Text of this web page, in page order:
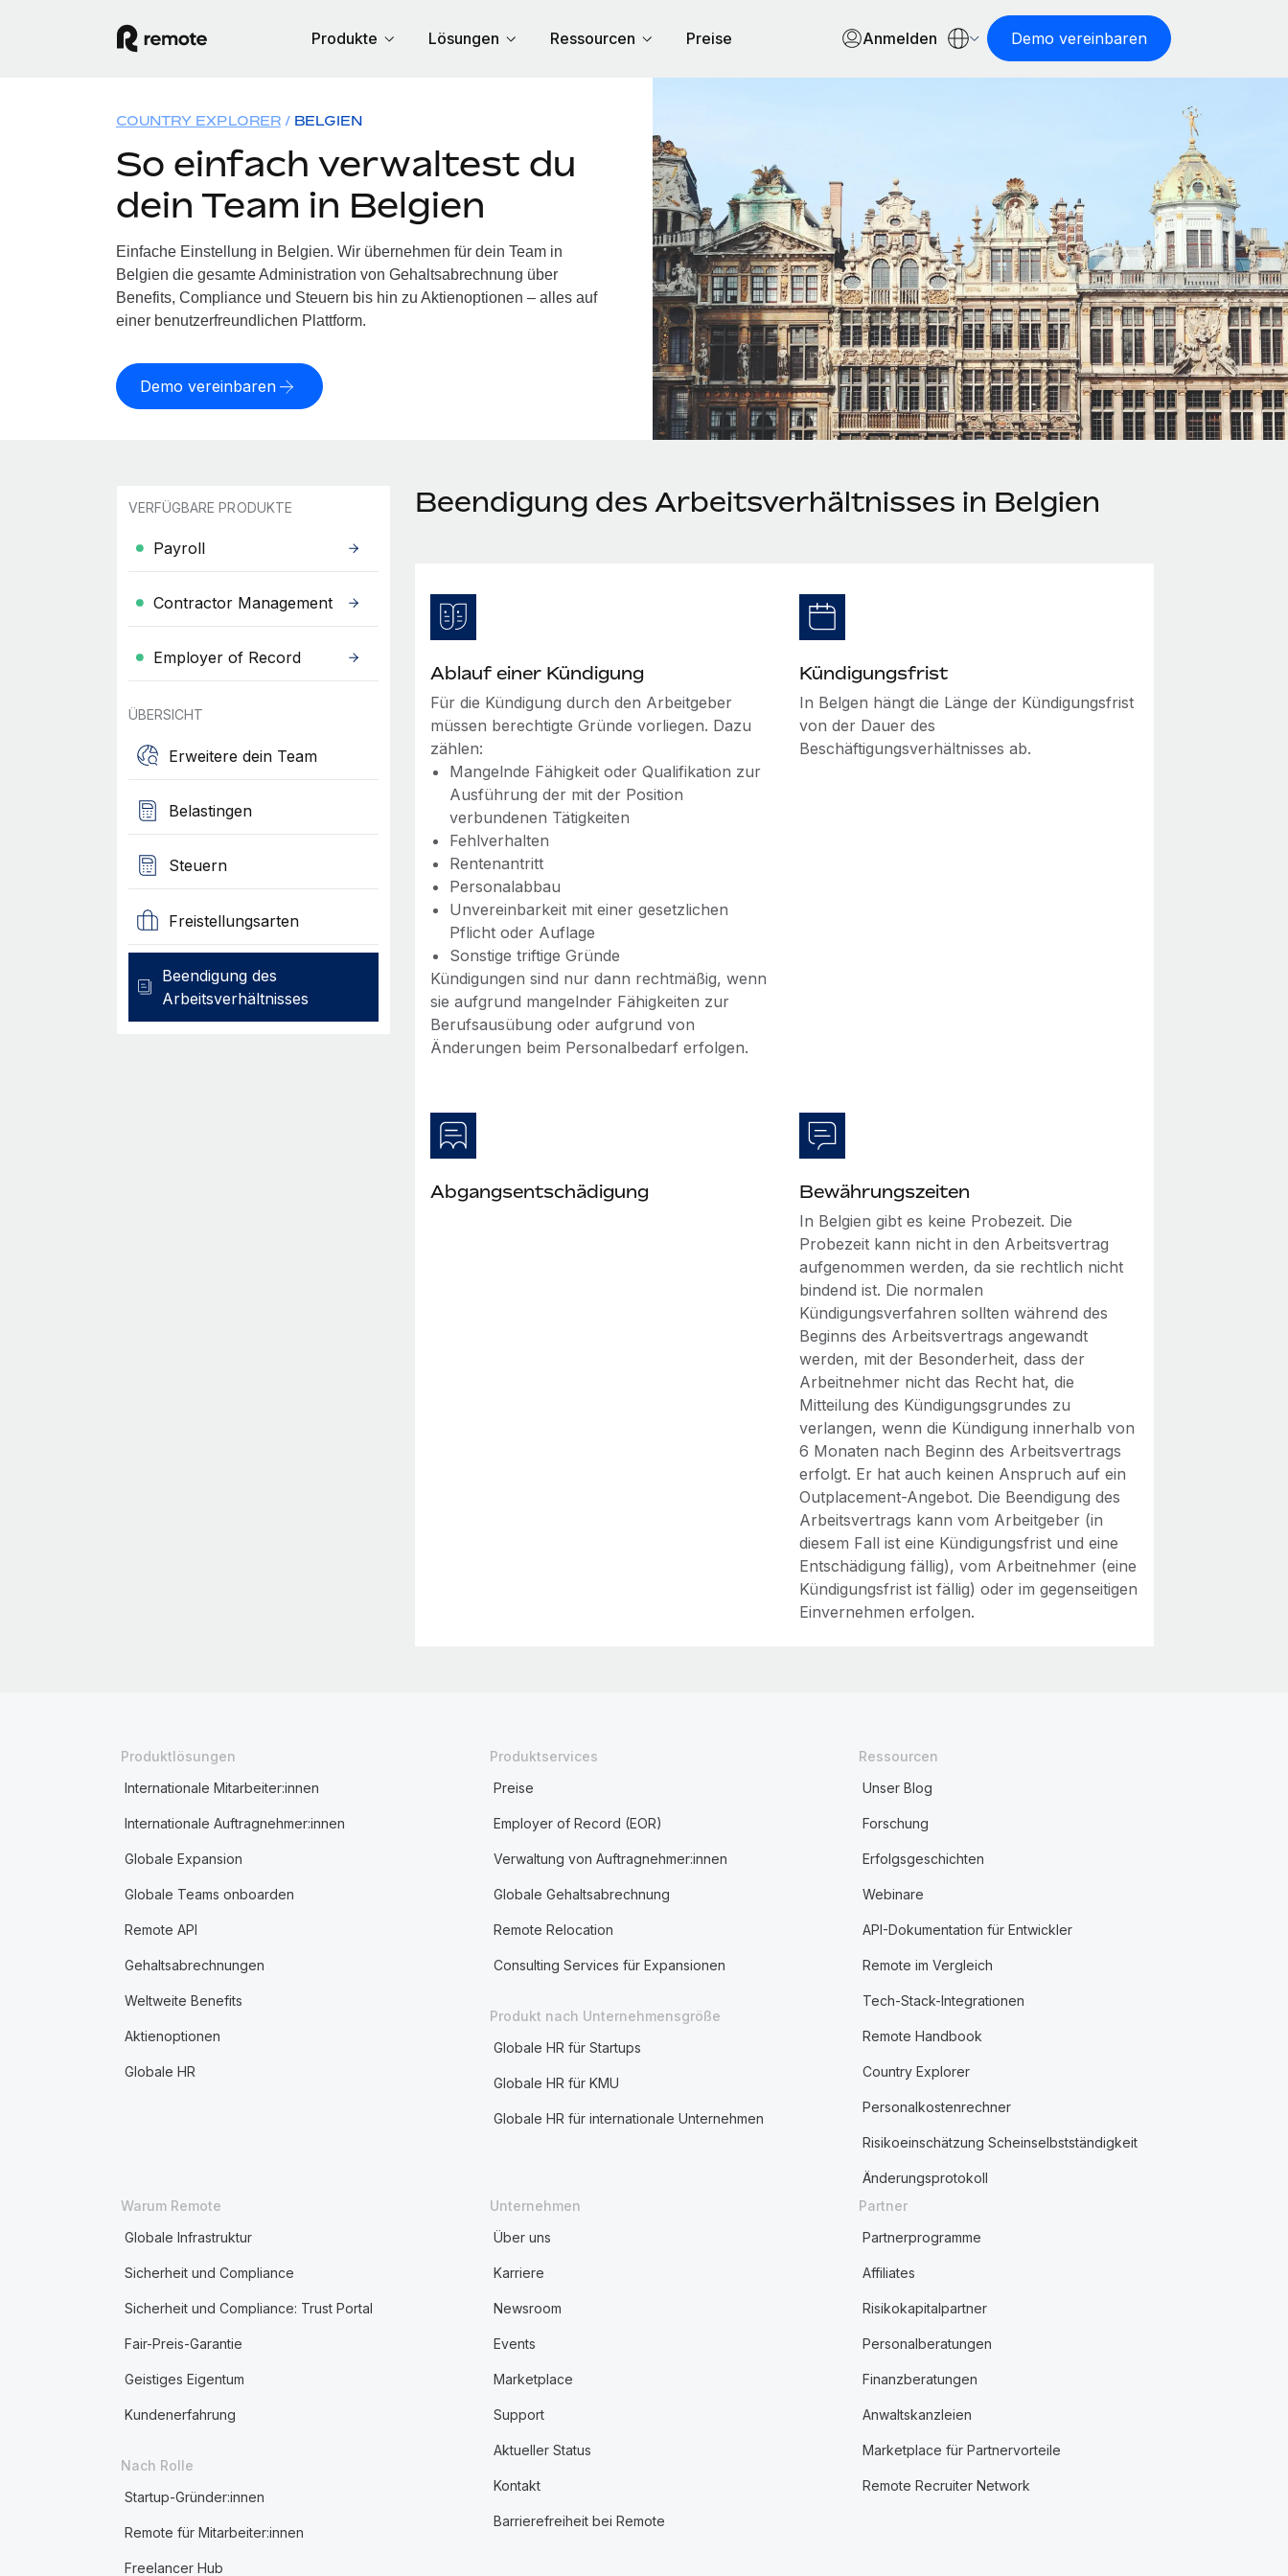
Produkte Lösungen Ressourcen Preise Anmelden Demo vereinbaren
COUNTRY EXPLORER BELGIEN
So einfach verwaltest du
dein Team in Belgien
Einfache Einstellung in Belgien. Wir übernehmen für dein Team in
Belgien die gesamte Administration von Gehaltsabrechnung über
Benefits, Compliance und Steuern bis hin zu Aktienoptionen – alles auf
einer benutzerfreundlichen Plattform.
Demo vereinbaren
VERFÜGBARE PRODUKTE
Payroll
Contractor Management
Employer of Record
ÜBERSICHT
Erweitere dein Team
Belastingen
Steuern
Freistellungsarten
Beendigung des
Arbeitsverhältnisses
Beendigung des Arbeitsverhältnisses in Belgien
Ablauf einer Kündigung
Für die Kündigung durch den Arbeitgeber
müssen berechtigte Gründe vorliegen. Dazu
zählen:
Mangelnde Fähigkeit oder Qualifikation zur
Ausführung der mit der Position
verbundenen Tätigkeiten
Fehlverhalten
Rentenantritt
Personalabbau
Unvereinbarkeit mit einer gesetzlichen
Pflicht oder Auflage
Sonstige triftige Gründe
Kündigungen sind nur dann rechtmäßig, wenn
sie aufgrund mangelnder Fähigkeiten zur
Berufsausübung oder aufgrund von
Änderungen beim Personalbedarf erfolgen.
Kündigungsfrist
In Belgen hängt die Länge der Kündigungsfrist
von der Dauer des
Beschäftigungsverhältnisses ab.
Abgangsentschädigung Bewährungszeiten
In Belgien gibt es keine Probezeit. Die
Probezeit kann nicht in den Arbeitsvertrag
aufgenommen werden, da sie rechtlich nicht
bindend ist. Die normalen
Kündigungsverfahren sollten während des
Beginns des Arbeitsvertrags angewandt
werden, mit der Besonderheit, dass der
Arbeitnehmer nicht das Recht hat, die
Mitteilung des Kündigungsgrundes zu
verlangen, wenn die Kündigung innerhalb von
6 Monaten nach Beginn des Arbeitsvertrags
erfolgt. Er hat auch keinen Anspruch auf ein
Outplacement-Angebot. Die Beendigung des
Arbeitsvertrags kann vom Arbeitgeber (in
diesem Fall ist eine Kündigungsfrist und eine
Entschädigung fällig), vom Arbeitnehmer (eine
Kündigungsfrist ist fällig) oder im gegenseitigen
Einvernehmen erfolgen.
Produktlösungen
Internationale Mitarbeiter:innen
Internationale Auftragnehmer:innen
Globale Expansion
Globale Teams onboarden
Remote API
Gehaltsabrechnungen
Weltweite Benefits
Aktienoptionen
Globale HR
Produktservices
Preise
Employer of Record (EOR)
Verwaltung von Auftragnehmer:innen
Globale Gehaltsabrechnung
Remote Relocation
Consulting Services für Expansionen
Produkt nach Unternehmensgröße
Globale HR für Startups
Globale HR für KMU
Globale HR für internationale Unternehmen
Ressourcen
Unser Blog
Forschung
Erfolgsgeschichten
Webinare
API-Dokumentation für Entwickler
Remote im Vergleich
Tech-Stack-Integrationen
Remote Handbook
Country Explorer
Personalkostenrechner
Risikoeinschätzung Scheinselbstständigkeit
Änderungsprotokoll
Warum Remote
Globale Infrastruktur
Sicherheit und Compliance
Sicherheit und Compliance: Trust Portal
Fair-Preis-Garantie
Geistiges Eigentum
Kundenerfahrung
Nach Rolle
Startup-Gründer:innen
Remote für Mitarbeiter:innen
Freelancer Hub
Unternehmen
Über uns
Karriere
Newsroom
Events
Marketplace
Support
Aktueller Status
Kontakt
Barrierefreiheit bei Remote
Partner
Partnerprogramme
Affiliates
Risikokapitalpartner
Personalberatungen
Finanzberatungen
Anwaltskanzleien
Marketplace für Partnervorteile
Remote Recruiter Network